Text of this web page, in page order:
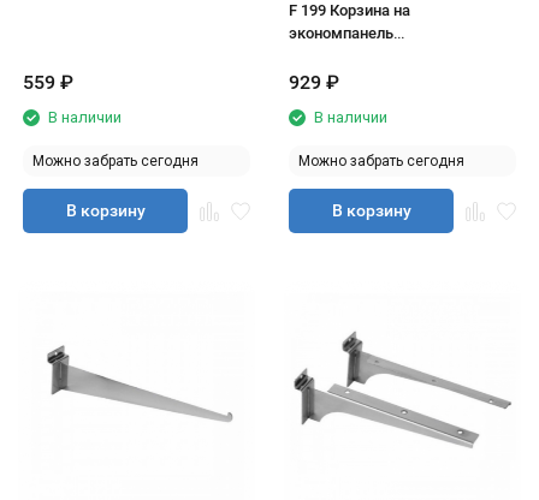
559 ₽
В наличии
Можно забрать сегодня
В корзину
F 199 Корзина на
экономпанель
929 ₽
В наличии
Можно забрать сегодня
В корзину